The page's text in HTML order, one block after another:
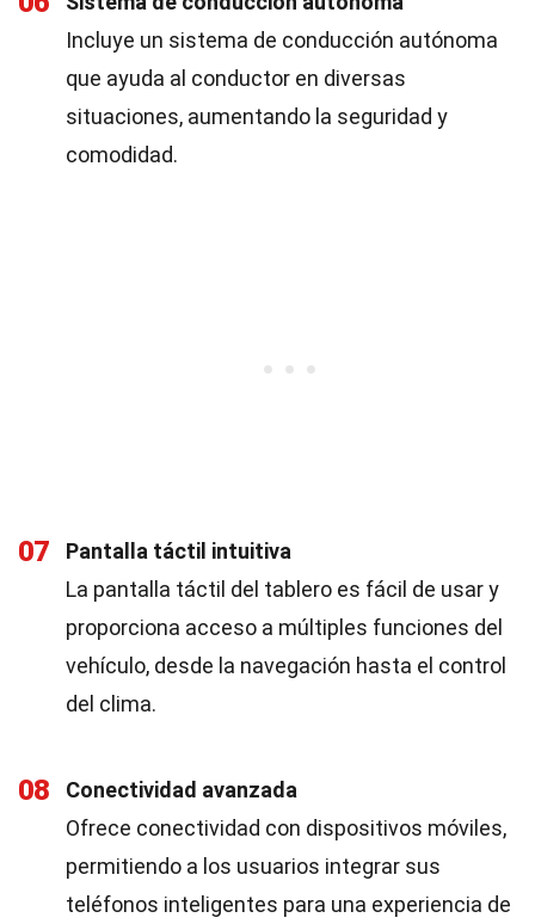
Incluye un sistema de conducción autónoma
que ayuda al conductor en diversas
situaciones, aumentando la seguridad y
comodidad.
07
Pantalla táctil intuitiva
La pantalla táctil del tablero es fácil de usar y
proporciona acceso a múltiples funciones del
vehículo, desde la navegación hasta el control
del clima.
08
Conectividad avanzada
Ofrece conectividad con dispositivos móviles,
permitiendo a los usuarios integrar sus
teléfonos inteligentes para una experiencia de